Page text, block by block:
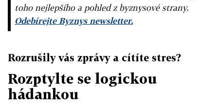
toho nejlepšího a pohled z byznysové strany.
Odebírejte Byznys newsletter.
Rozrušily vás zprávy a cítíte stres?
Rozptylte se logickou
hádankou